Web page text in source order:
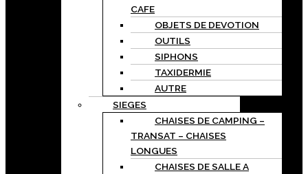
CAFE
OBJETS DE DEVOTION
OUTILS
SIPHONS
TAXIDERMIE
AUTRE
SIEGES
CHAISES DE CAMPING –
TRANSAT – CHAISES
LONGUES
CHAISES DE SALLE A